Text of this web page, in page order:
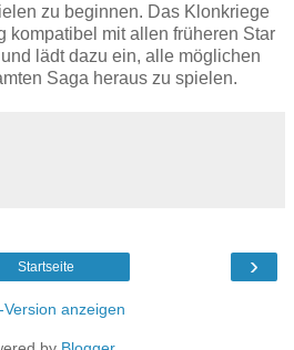
zu beginnen. Das Klonkriege
kompatibel mit allen früheren Star
lädt dazu ein, alle möglichen
Saga heraus zu spielen.
›
Startseite
Version anzeigen